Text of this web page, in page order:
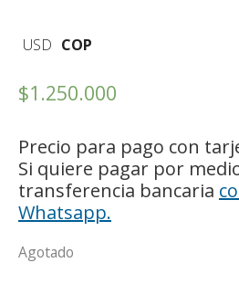
USD COP
$1.250.000
Precio para pago con
Si quiere pagar por
transferencia bancaria
Whatsapp.
Agotado